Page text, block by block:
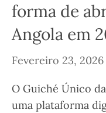
forma de
Angola em
Fevereiro 23, 2026
O Guiché Único
uma plataforma